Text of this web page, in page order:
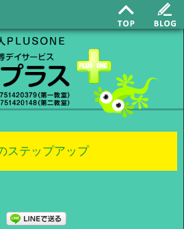
ステップアップ